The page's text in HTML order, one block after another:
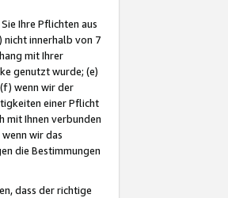
Ihre Pflichten aus
nicht innerhalb von 7
mit Ihrer
genutzt wurde; (e)
wenn wir der
einer Pflicht
mit Ihnen verbunden
wir das
die Bestimmungen
dass der richtige